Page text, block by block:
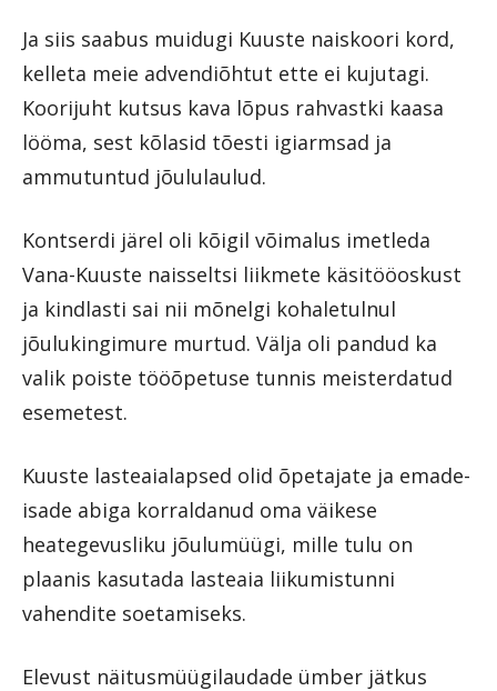
Ja siis saabus muidugi Kuuste naiskoori kord,
kelleta meie advendiõhtut ette ei kujutagi.
Koorijuht kutsus kava lõpus rahvastki kaasa
lööma, sest kõlasid tõesti igiarmsad ja
ammutuntud jõululaulud.
Kontserdi järel oli kõigil võimalus imetleda
Vana-Kuuste naisseltsi liikmete käsitööoskust
ja kindlasti sai nii mõnelgi kohaletulnul
jõulukingimure murtud. Välja oli pandud ka
valik poiste tööõpetuse tunnis meisterdatud
esemetest.
Kuuste lasteaialapsed olid õpetajate ja emade-
isade abiga korraldanud oma väikese
heategevusliku jõulumüügi, mille tulu on
plaanis kasutada lasteaia liikumistunni
vahendite soetamiseks.
Elevust näitusmüügilaudade ümber jätkus